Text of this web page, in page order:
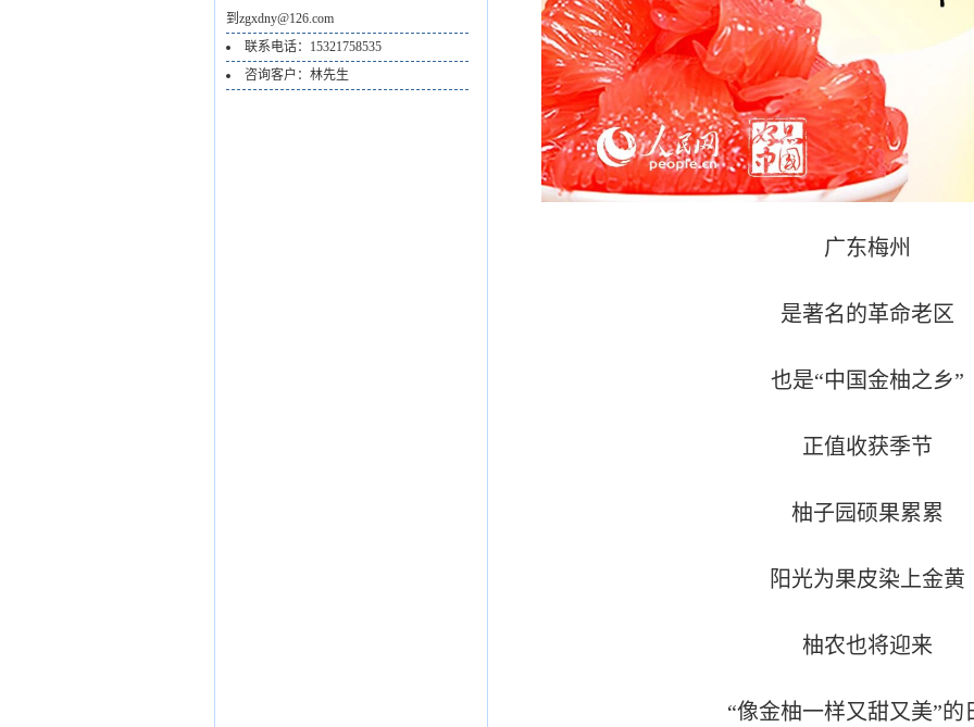
到zgxdny@126.com
联系电话：15321758535
咨询客户：林先生
广东梅州
是著名的革命老区
也是“中国金柚之乡”
正值收获季节
柚子园硕果累累
阳光为果皮染上金黄
柚农也将迎来
“像金柚一样又甜又美”的